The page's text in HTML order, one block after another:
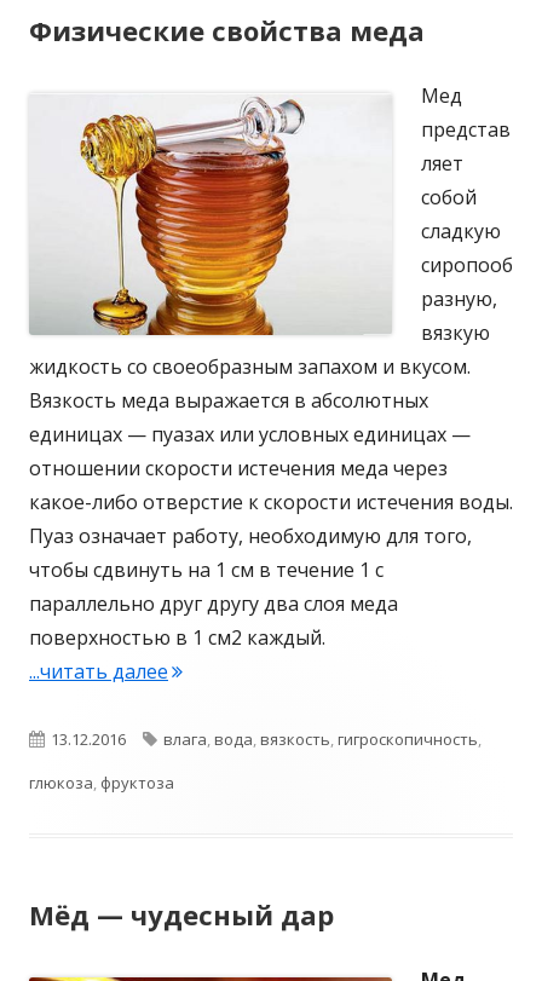
Физические свойства меда
Мед
представ
ляет
собой
сладкую
сиропооб
разную,
вязкую
жидкость со своеобразным запахом и вкусом.
Вязкость меда выражается в абсолютных
единицах — пуазах или условных единицах —
отношении скорости истечения меда через
какое-либо отверстие к скорости истечения воды.
Пуаз означает работу, необходимую для того,
чтобы сдвинуть на 1 см в течение 1 с
параллельно друг другу два слоя меда
поверхностью в 1 см2 каждый.
...читать далее"Физические свойства меда"
Опубликовано
13.12.2016 Метки
влага,вода,вязкость,гигроскопичность,
глюкоза, фруктоза
Мёд — чудесный дар